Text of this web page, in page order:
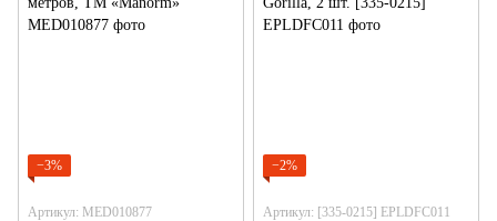
−3%
Артикул: MED010877
−2%
Артикул: [335-0215] EPLDFC011